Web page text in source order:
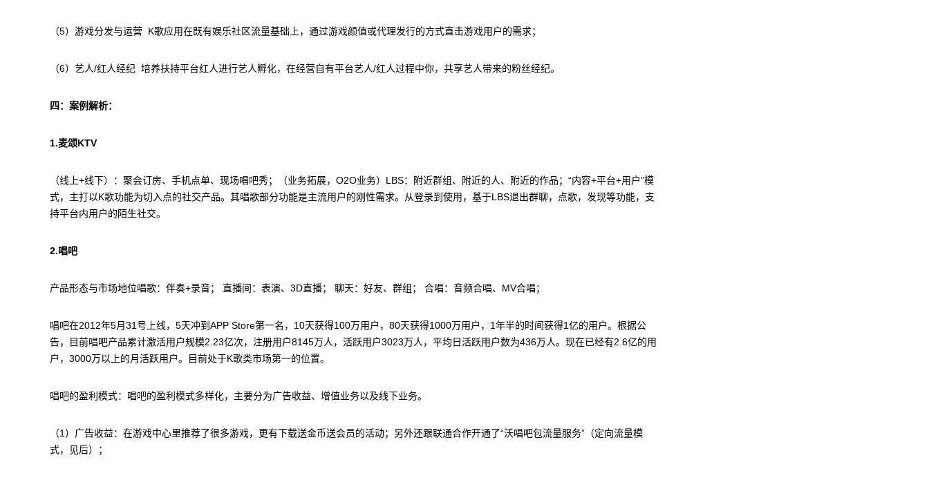
（5）游戏分发与运营 K歌应用在既有娱乐社区流量基础上，通过游戏颜值或代理发行的方式直击游戏用户的需求；
（6）艺人/红人经纪 培养扶持平台红人进行艺人孵化，在经营自有平台艺人/红人过程中你，共享艺人带来的粉丝经纪。
四：案例解析：
1.麦颂KTV
（线上+线下）：聚会订房、手机点单、现场唱吧秀；（业务拓展，O2O业务）LBS：附近群组、附近的人、附近的作品；“内容+平台+用户”模
式，主打以K歌功能为切入点的社交产品。其唱歌部分功能是主流用户的刚性需求。从登录到使用，基于LBS退出群聊，点歌，发现等功能，支
持平台内用户的陌生社交。
2.唱吧
产品形态与市场地位唱歌：伴奏+录音； 直播间：表演、3D直播； 聊天：好友、群组； 合唱：音频合唱、MV合唱；
唱吧在2012年5月31号上线，5天冲到APP Store第一名，10天获得100万用户，80天获得1000万用户，1年半的时间获得1亿的用户。根据公
告，目前唱吧产品累计激活用户规模2.23亿次，注册用户8145万人，活跃用户3023万人，平均日活跃用户数为436万人。现在已经有2.6亿的用
户，3000万以上的月活跃用户。目前处于K歌类市场第一的位置。
唱吧的盈利模式：唱吧的盈利模式多样化，主要分为广告收益、增值业务以及线下业务。
（1）广告收益：在游戏中心里推荐了很多游戏，更有下载送金币送会员的活动；另外还跟联通合作开通了“沃唱吧包流量服务”（定向流量模
式，见后）；